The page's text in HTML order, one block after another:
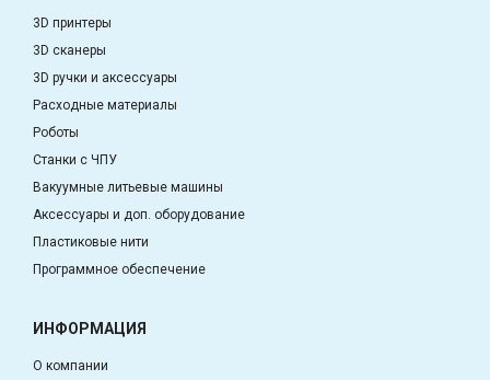
3D принтеры
3D сканеры
3D ручки и аксессуары
Расходные материалы
Роботы
Станки с ЧПУ
Вакуумные литьевые машины
Аксессуары и доп. оборудование
Пластиковые нити
Программное обеспечение
ИНФОРМАЦИЯ
О компании